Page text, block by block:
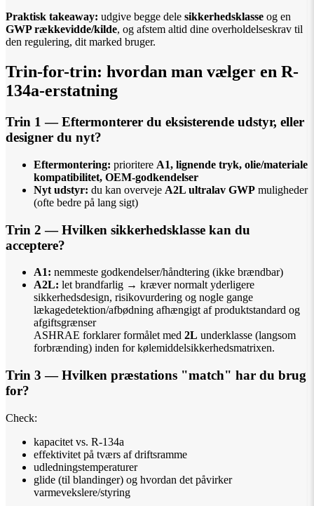
Praktisk takeaway: udgive begge dele sikkerhedsklasse og en
GWP rækkevidde/kilde, og afstem altid dine overholdelseskrav til
den regulering, dit marked bruger.
Trin-for-trin: hvordan man vælger en R-
134a-erstatning
Trin 1 — Eftermonterer du eksisterende udstyr, eller
designer du nyt?
Eftermontering: prioritere A1, lignende tryk, olie/materiale
kompatibilitet, OEM-godkendelser
Nyt udstyr: du kan overveje A2L ultralav GWP muligheder
(ofte bedre på lang sigt)
Trin 2 — Hvilken sikkerhedsklasse kan du
acceptere?
A1: nemmeste godkendelser/håndtering (ikke brændbar)
A2L: let brandfarlig → kræver normalt yderligere
sikkerhedsdesign, risikovurdering og nogle gange
lækagedetektion/afbødning afhængigt af produktstandard og
afgiftsgrænser
ASHRAE forklarer formålet med 2L underklasse (langsom
forbrænding) inden for kølemiddelsikkerhedsmatrixen.
Trin 3 — Hvilken præstations "match" har du brug
for?
Check:
kapacitet vs. R-134a
effektivitet på tværs af driftsramme
udledningstemperaturer
glide (til blandinger) og hvordan det påvirker
varmevekslere/styring